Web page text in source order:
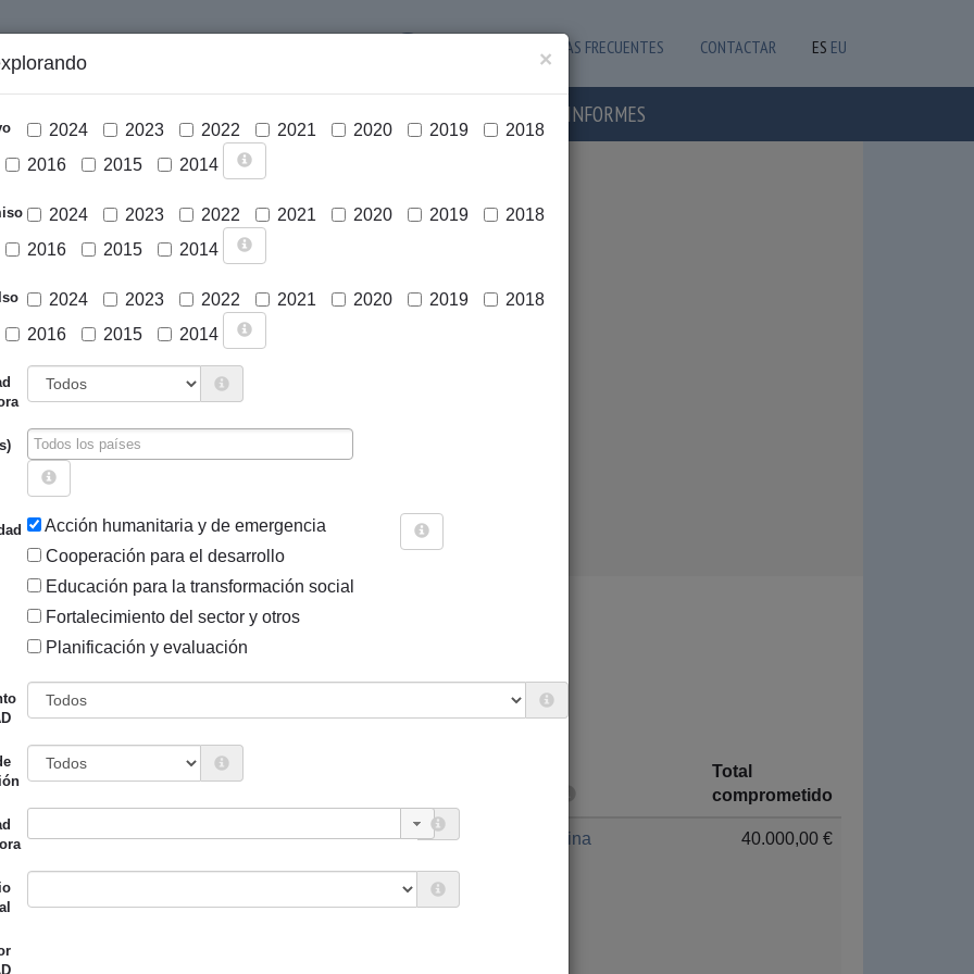
PREGUNTAS FRECUENTES CONTACTAR ES EU
NOTICIAS E INFORMES
Sigue explorando
×
2024 2023 2022 2021 2020 2019
2018
2016 2015 2014
2024 2023 2022 2021 2020 2019
2018
2016 2015 2014
2024 2023 2022 2021 2020 2019
2018
2016 2015 2014
Acción humanitaria y de emergencia
Cooperación para el desarrollo
Educación para la transformación social
Fortalecimiento del sector y otros
Planificación y evaluación
CUYO MODALIDAD ES ACCIÓN HUMANITARIA Y DE EMERGENCIA.
Entidad canalizadora
Total
comprometido
Foral de Gipuzkoa
UNRWA Comité
2024 Palestina 40.000,00 €